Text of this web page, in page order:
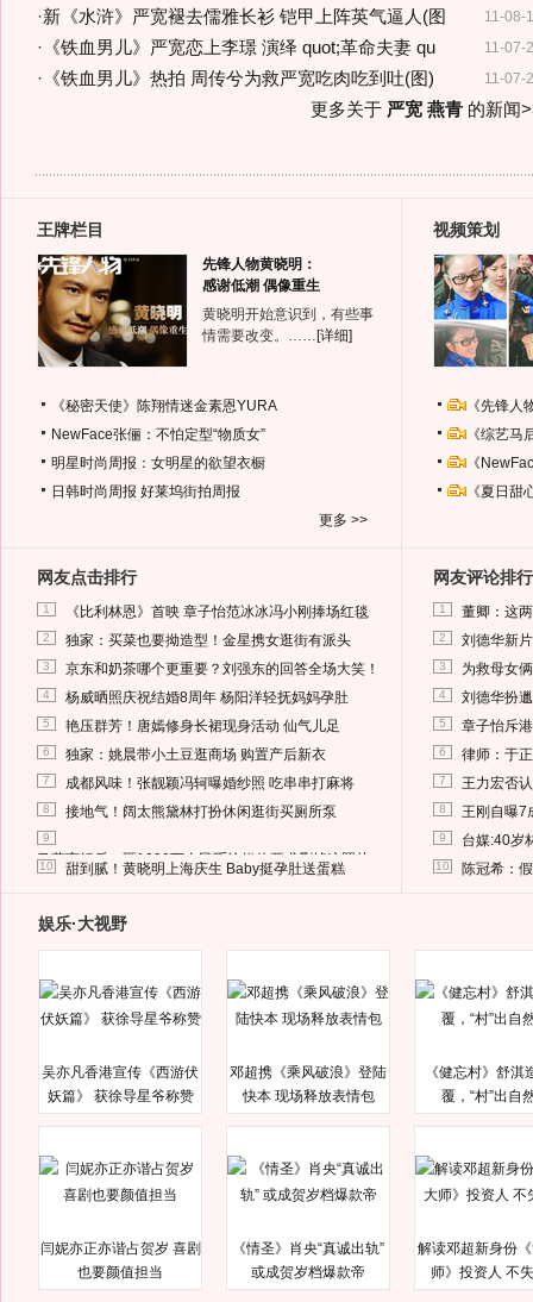
11-08-
·新《水浒》严宽褪去儒雅长衫 铠甲上阵英气逼人(图
11-07-
· 《铁血男儿》严宽恋上李璟 演绎 quot;革命夫妻 qu
11-07-
· 《铁血男儿》热拍 周传兮为救严宽吃肉吃到吐(图)
更多关于 严宽 燕青的新闻
王牌栏目
先锋人物黄晓明：
感谢低潮 偶像重生
黄晓明开始意识到，有些事
情需要改变。…… [详细]
《秘密天使》陈翔情迷金素恩YURA
NewFace张俪：不怕定型“物质女”
明星时尚周报：女明星的欲望衣橱
日韩时尚周报 好莱坞街拍周报
更多 >>
视频策划
《先锋
《综艺
《
《夏日
网友点击排行
1 《比利林恩》首映 章子怡范冰冰冯小刚捧场红毯
2 独家：买菜也要拗造型！金星携女逛街有派头
3 京东和奶茶哪个更重要？刘强东的回答全场大笑！
4 杨威晒照庆祝结婚8周年 杨阳洋轻抚妈妈孕肚
5 艳压群芳！唐嫣修身长裙现身活动 仙气儿足
6 独家：姚晨带小土豆逛商场 购置产后新衣
7 成都风味！张靓颖冯轲曝婚纱照 吃串串打麻将
8 接地气！阔太熊黛林打扮休闲逛街买厕所泵
9
马蓉离婚后，砸1000万人民币给媒体要求删掉这照片
10 甜到腻！黄晓明上海庆生 Baby挺孕肚送蛋糕
网友评论排行
1 董卿：这
2 刘德华新
3 为救母女
4 刘德华扮
5 章子怡斥
6 律师：于
7 王力宏否
8 王刚自曝7
9 台媒:40岁
10 陈冠希：
娱乐·大视野
吴亦凡香港宣传《西游伏
妖篇》 获徐导星爷称赞
邓超携《乘风破浪》登陆
快本 现场释放表情包
《健忘村》舒淇
覆，“村”出自
闫妮亦正亦谐占贺岁 喜剧
也要颜值担当
《情圣》肖央“真诚出轨”
或成贺岁档爆款帝
解读邓超新身份
师》投资人 不